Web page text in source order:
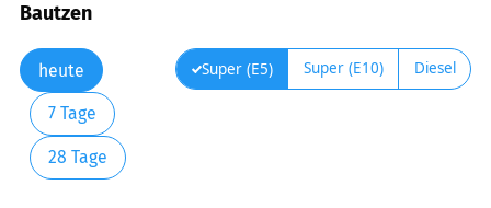
Bautzen
heute
7 Tage
28 Tage
Super (E5) Super (E10) Diesel